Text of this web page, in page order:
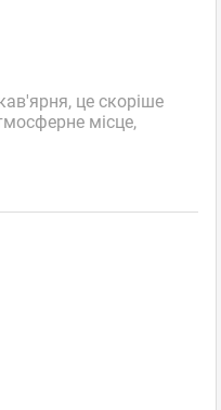
це скоріше
місце,